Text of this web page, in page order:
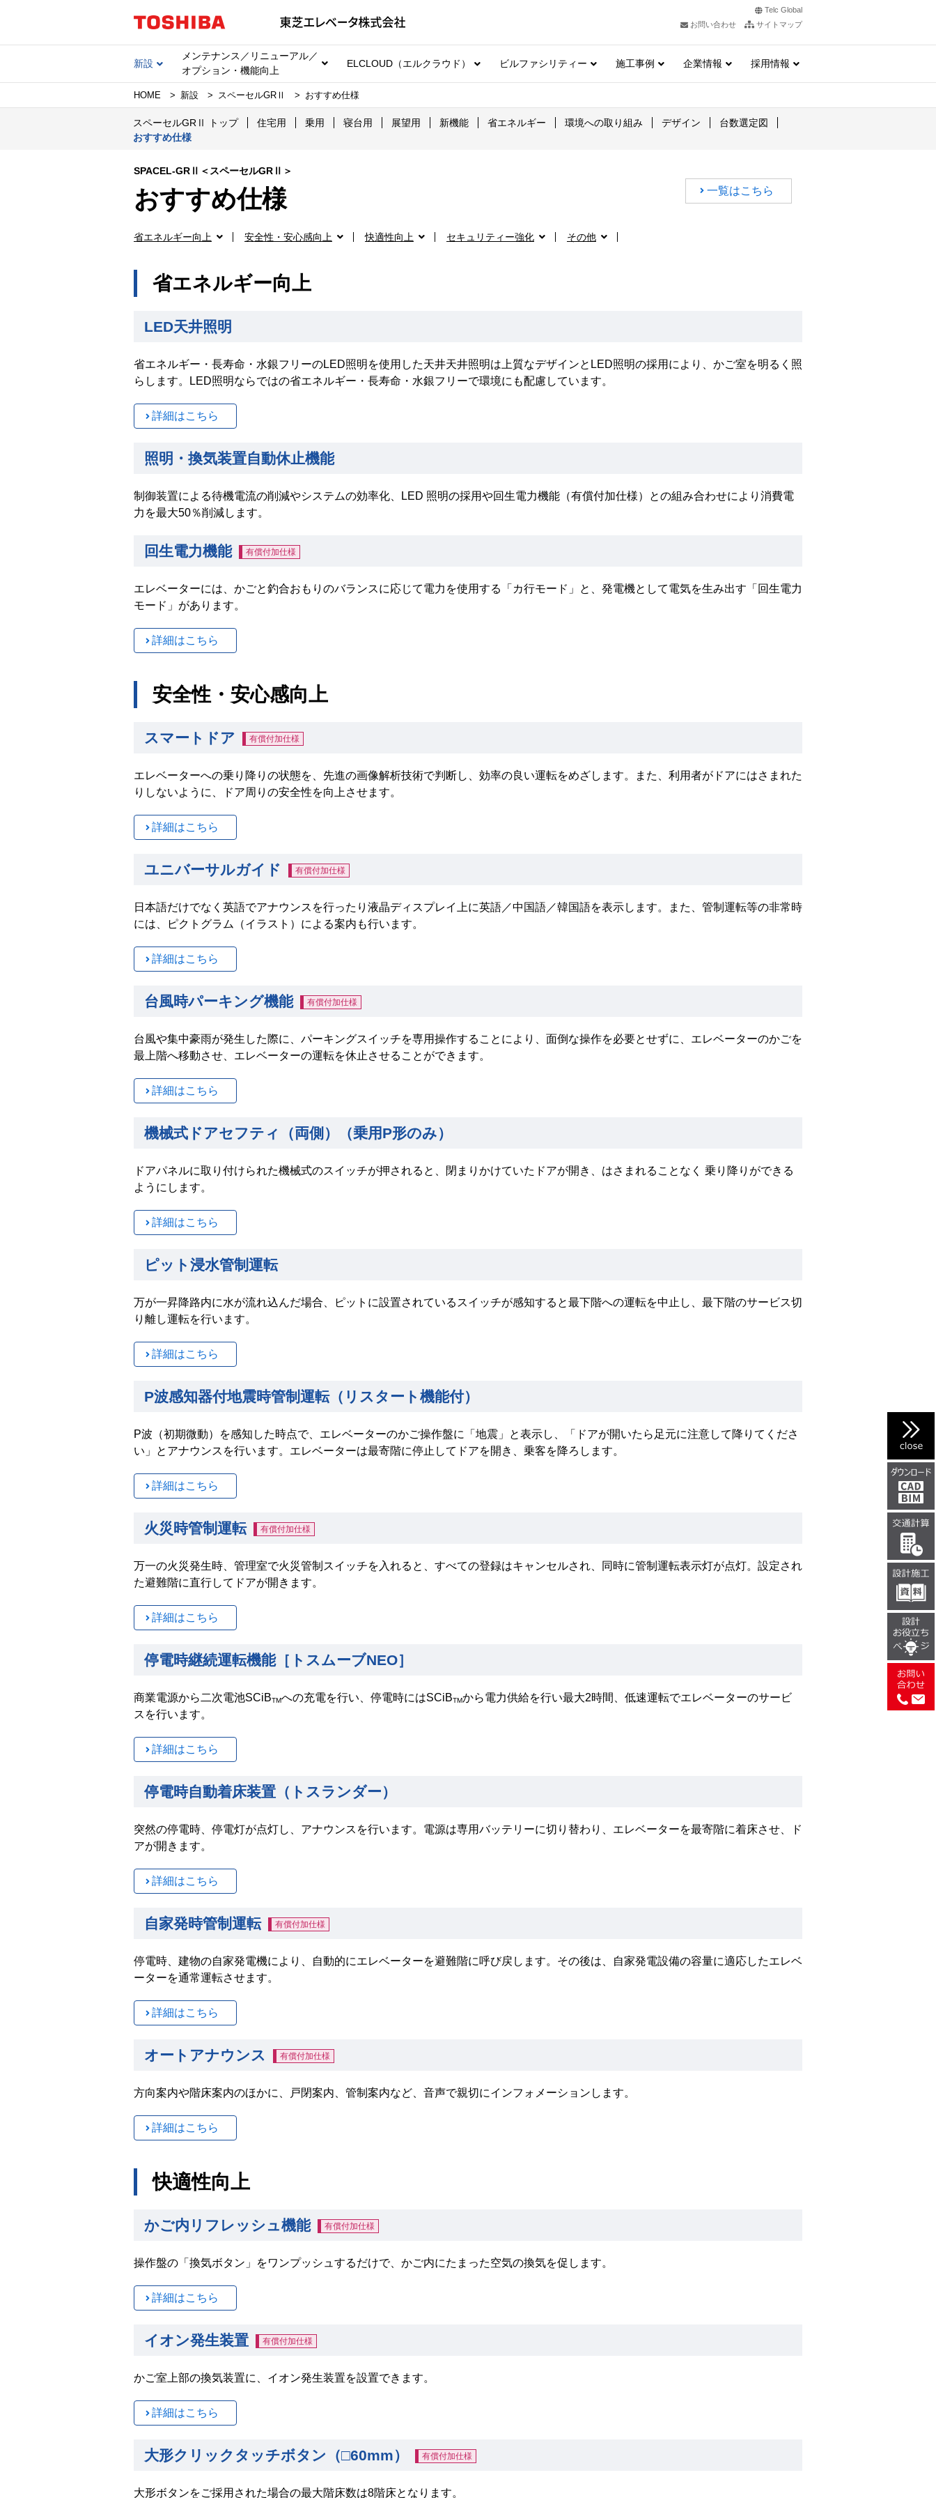
Telc Global
お問い合わせ
サイトマップ
新設
メンテナンス／リニューアル／
オプション・機能向上
ELCLOUD（エルクラウド） ビルファシリティー 施工事例 企業情報 採用情報
HOME 新設 スペーセルGRⅡ おすすめ仕様
スペーセルGRⅡ トップ 住宅用 乗用 寝台用 展望用 新機能 省エネルギー 環境への取り組み デザイン
台数選定図
おすすめ仕様
SPACEL-GRⅡ＜スペーセルGRⅡ＞
おすすめ仕様 一覧はこちら
省エネルギー向上 安全性・安心感向上 快適性向上 セキュリティー強化 その他
省エネルギー向上
LED天井照明
省エネルギー・長寿命・水銀フリーのLED照明を使用した天井天井照明は上質なデザインとLED照明の採用により、かご室を明るく照
らします。LED照明ならではの省エネルギー・長寿命・水銀フリーで環境にも配慮しています。
詳細はこちら
照明・換気装置自動休止機能
制御装置による待機電流の削減やシステムの効率化、LED 照明の採用や回生電力機能（有償付加仕様）との組み合わせにより消費電
力を最大50％削減します。
回生電力機能 有償付加仕様
エレベーターには、かごと釣合おもりのバランスに応じて電力を使用する「カ行モード」と、発電機として電気を生み出す「回生電力
モード」があります。
詳細はこちら
安全性・安心感向上
スマートドア 有償付加仕様
エレベーターへの乗り降りの状態を、先進の画像解析技術で判断し、効率の良い運転をめざします。また、利用者がドアにはさまれた
りしないように、ドア周りの安全性を向上させます。
詳細はこちら
ユニバーサルガイド 有償付加仕様
日本語だけでなく英語でアナウンスを行ったり液晶ディスプレイ上に英語／中国語／韓国語を表示します。また、管制運転等の非常時
には、ピクトグラム（イラスト）による案内も行います。
詳細はこちら
台風時パーキング機能 有償付加仕様
台風や集中豪雨が発生した際に、パーキングスイッチを専用操作することにより、面倒な操作を必要とせずに、エレベーターのかごを
最上階へ移動させ、エレベーターの運転を休止させることができます。
詳細はこちら
機械式ドアセフティ（両側）（乗用P形のみ）
ドアパネルに取り付けられた機械式のスイッチが押されると、閉まりかけていたドアが開き、はさまれることなく 乗り降りができる
ようにします。
詳細はこちら
ピット浸水管制運転
万が一昇降路内に水が流れ込んだ場合、ピットに設置されているスイッチが感知すると最下階への運転を中止し、最下階のサービス切
り離し運転を行います。
詳細はこちら
P波感知器付地震時管制運転（リスタート機能付）
P波（初期微動）を感知した時点で、エレベーターのかご操作盤に「地震」と表示し、「ドアが開いたら足元に注意して降りてくださ
い」とアナウンスを行います。エレベーターは最寄階に停止してドアを開き、乗客を降ろします。
詳細はこちら
火災時管制運転 有償付加仕様
万一の火災発生時、管理室で火災管制スイッチを入れると、すべての登録はキャンセルされ、同時に管制運転表示灯が点灯。設定され
た避難階に直行してドアが開きます。
詳細はこちら
停電時継続運転機能［トスムーブNEO］
商業電源から二次電池SCiBTMへの充電を行い、停電時にはSCiBTMから電力供給を行い最大2時間、低速運転でエレベーターのサービ
スを行います。
詳細はこちら
停電時自動着床装置（トスランダー）
突然の停電時、停電灯が点灯し、アナウンスを行います。電源は専用バッテリーに切り替わり、エレベーターを最寄階に着床させ、ド
アが開きます。
詳細はこちら
自家発時管制運転 有償付加仕様
停電時、建物の自家発電機により、自動的にエレベーターを避難階に呼び戻します。その後は、自家発電設備の容量に適応したエレベ
ーターを通常運転させます。
詳細はこちら
オートアナウンス 有償付加仕様
方向案内や階床案内のほかに、戸閉案内、管制案内など、音声で親切にインフォメーションします。
詳細はこちら
快適性向上
かご内リフレッシュ機能 有償付加仕様
操作盤の「換気ボタン」をワンプッシュするだけで、かご内にたまった空気の換気を促します。
詳細はこちら
イオン発生装置 有償付加仕様
かご室上部の換気装置に、イオン発生装置を設置できます。
詳細はこちら
大形クリックタッチボタン（□60mm） 有償付加仕様
大形ボタンをご採用された場合の最大階床数は8階床となります。